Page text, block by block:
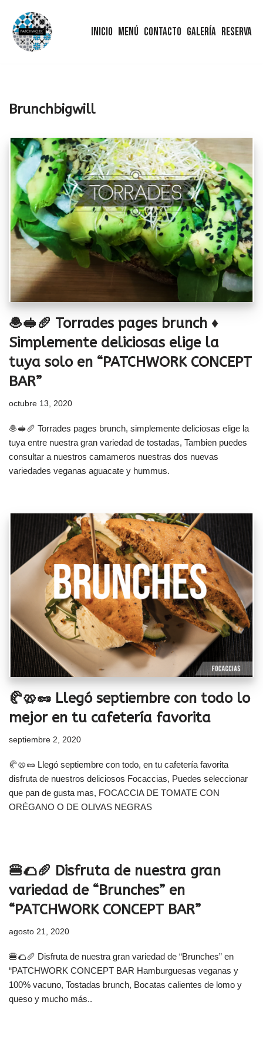
Saltar
Inicio Menú Contacto Galería Reserva
Brunchbigwill
🧆🥪🥖 Torrades pages brunch ♦
Simplemente deliciosas elige la
tuya solo en “PATCHWORK CONCEPT
BAR”
octubre 13, 2020
🧆🥪🥖 Torrades pages brunch, simplemente deliciosas elige la
tuya entre nuestra gran variedad de tostadas, Tambien puedes
consultar a nuestros camameros nuestras dos nuevas
variedades veganas aguacate y hummus.
🥐🥨🥜 Llegó septiembre con todo lo
mejor en tu cafetería favorita
septiembre 2, 2020
🥐🥨🥜 Llegó septiembre con todo, en tu cafetería favorita
disfruta de nuestros deliciosos Focaccias, Puedes seleccionar
que pan de gusta mas, FOCACCIA DE TOMATE CON
ORÉGANO O DE OLIVAS NEGRAS
🍔🌮🥖 Disfruta de nuestra gran
variedad de “Brunches” en
“PATCHWORK CONCEPT BAR”
agosto 21, 2020
🍔🌮🥖 Disfruta de nuestra gran variedad de “Brunches” en
“PATCHWORK CONCEPT BAR Hamburguesas veganas y
100% vacuno, Tostadas brunch, Bocatas calientes de lomo y
queso y mucho más..